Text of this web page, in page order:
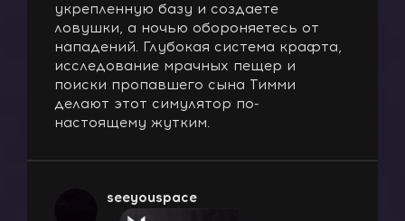
укрепленную базу и создаете
ловушки, а ночью обороняетесь от
нападений. Глубокая система крафта,
исследование мрачных пещер и
поиски пропавшего сына Тимми
делают этот симулятор по-
настоящему жутким.
seeyouspace